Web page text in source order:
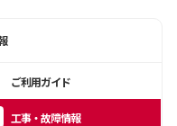
サポートサイトの使い方
ご利用ガイド
工事・故障情報